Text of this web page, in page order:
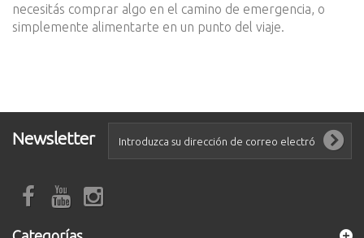
necesitás comprar algo en el camino de emergencia, o
simplemente alimentarte en un punto del viaje.
Newsletter